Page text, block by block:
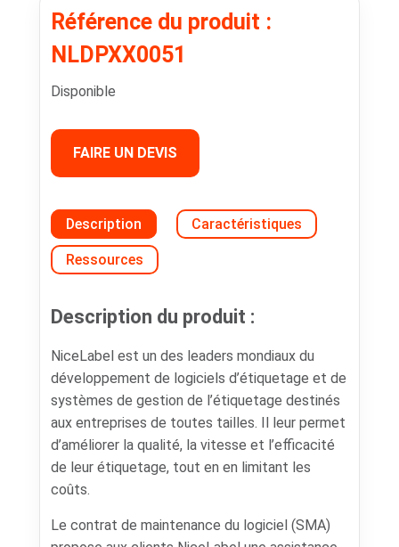
Référence du produit :
NLDPXX0051
Disponible
FAIRE UN DEVIS
Description Caractéristiques
Ressources
Description du produit :
NiceLabel est un des leaders mondiaux du
développement de logiciels d’étiquetage et de
systèmes de gestion de l’étiquetage destinés
aux entreprises de toutes tailles. Il leur permet
d’améliorer la qualité, la vitesse et l’efficacité
de leur étiquetage, tout en en limitant les
coûts.
Le contrat de maintenance du logiciel (SMA)